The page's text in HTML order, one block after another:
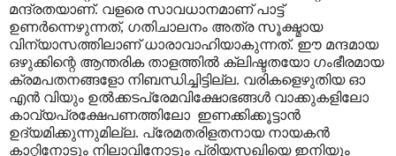
മന്ദ്രതയാണ്. വളരെ സാവധാനമാണ് പാട്ട്
ഉണർന്നെഴുന്നത്, ഗതിചാലനം അത്ര സൂക്ഷ്മായ
വിന്യാസത്തിലാണ് ധാരാവാഹിയാകുന്നത്. ഈ മന്ദമായ
ഒഴുക്കിന്റെ ആന്തരിക താളത്തിൽ ക്ലിഷ്ടതയോ ഗംഭീരമായ
ക്രമപതനങ്ങളോ നിബന്ധിച്ചിട്ടില്ല. വരികളെഴുതിയ ഓ
എൻ വിയും ഉൽക്കടപ്രേമവിക്ഷോഭങ്ങൾ വാക്കുകളിലോ
കാവ്യപ്രക്ഷേപണത്തിലോ ഇണക്കിക്കൂട്ടാൻ
ഉദ്യമിക്കുന്നുമില്ല. പ്രേമതരിളതനായ നായകൻ
കാറ്റിനോടും നിലാവിനോടും പ്രിയസഖിയെ ഇനിയും